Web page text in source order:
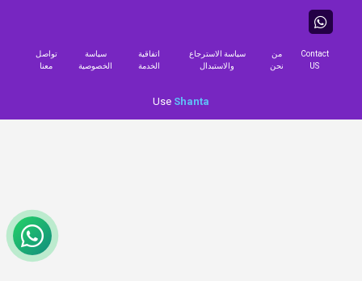
تواصل
معنا
سياسة
الخصوصية
اتفاقية
الخدمة
سياسة الاسترجاع
والاستبدال
من
نحن
Contact
US
Use Shanta